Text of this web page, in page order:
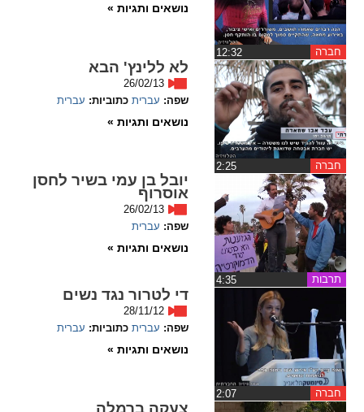
remove_circle_outline
Decrease font
add_circle_outline
spellcheck
גופן קריא
ניגודיות צבעים
brightness_high
ניגודיות בהירה
brightness_low
קישורים
format_underlined
קו תחתי לקישורים
font_download
סימון קישורים
flag
חברה
נושאים ותגיות »
חברה
לא ללינץ' הבא
26/02/13
שפה: עברית כתוביות: עברית
נושאים ותגיות »
תרבות
יובל בן עמי בשיר לחסן
אוסרוף
26/02/13
שפה: עברית
נושאים ותגיות »
חברה
די לטרור נגד נשים
28/11/12
שפה: עברית כתוביות: עברית
נושאים ותגיות »
צעקה ברמלה